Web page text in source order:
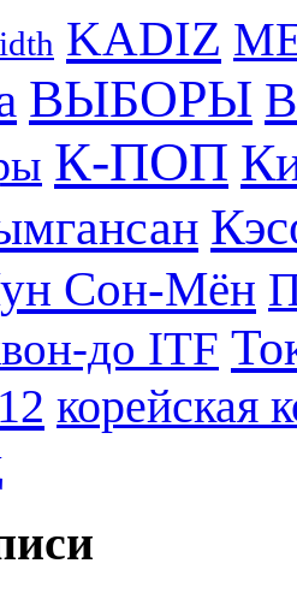
KADIZ
ВЫБОРЫ
К-ПОП
Сон-Мён
до ITF
корейская